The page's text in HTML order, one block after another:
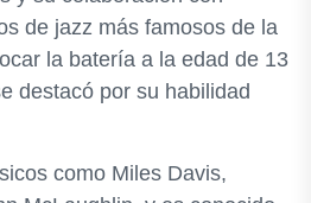
de jazz más famosos de la
la batería a la edad de 13
destacó por su habilidad
como Miles Davis,